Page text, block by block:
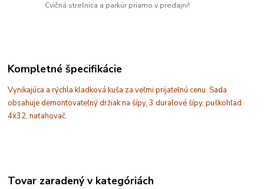
Cvičná streľnica a parkúr priamo v predajni!
Kompletné špecifikácie
Vynikajúca a rýchla kladková kuša za veľmi prijateľnú cenu. Sada
obsahuje demontovateľný držiak na šípy, 3 duralové šípy, puškohľad
4x32, naťahovač.
Tovar zaradený v kategóriách